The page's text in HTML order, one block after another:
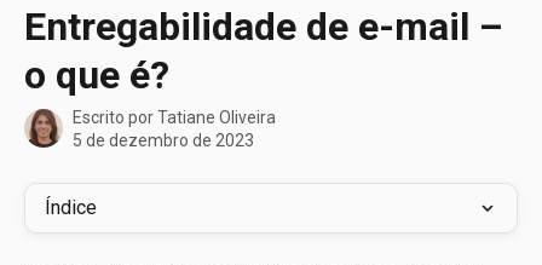
Entregabilidade de e-mail –
o que é?
Escrito porTatiane Oliveira
5 de dezembro de 2023
Índice